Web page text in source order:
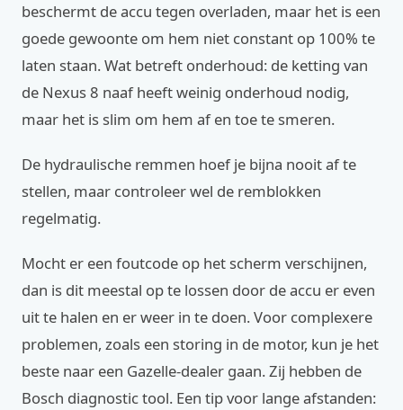
beschermt de accu tegen overladen, maar het is een
goede gewoonte om hem niet constant op 100% te
laten staan. Wat betreft onderhoud: de ketting van
de Nexus 8 naaf heeft weinig onderhoud nodig,
maar het is slim om hem af en toe te smeren.
De hydraulische remmen hoef je bijna nooit af te
stellen, maar controleer wel de remblokken
regelmatig.
Mocht er een foutcode op het scherm verschijnen,
dan is dit meestal op te lossen door de accu er even
uit te halen en er weer in te doen. Voor complexere
problemen, zoals een storing in de motor, kun je het
beste naar een Gazelle-dealer gaan. Zij hebben de
Bosch diagnostic tool. Een tip voor lange afstanden: